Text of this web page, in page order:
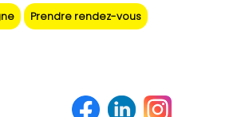
Prendre rendez-vous